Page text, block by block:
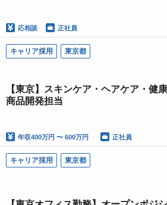
応相談 正社員
キャリア採用 東京都
【東京】スキンケア・ヘアケア・健
商品開発担当
年収400万円 〜 600万円 正社員
キャリア採用 東京都